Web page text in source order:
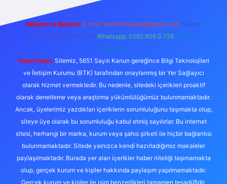
Reklam ve İletişim: E-mail: backlinkpaneli@gmail.com Teams:
forumhizmeti@gmail.com Whatsapp: 0262 606 0 726 Telegram:
@karabul
Yasal Uyarı: Sitemiz, 5651 Sayılı Kanun gereğince Bilgi Teknolojileri
ve İletişim Kurumu (BTK) tarafından onaylanmış bir Yer Sağlayıcı
olarak hizmet vermektedir. Bu nedenle, sitedeki içerikleri proaktif
olarak denetleme veya araştırma yükümlülüğümüz bulunmamaktadır.
Ancak, üyelerimiz yazdıkları içeriklerin sorumluluğunu taşımakta olup,
siteye üye olarak bu sorumluluğu kabul etmiş sayılırlar. Bu internet
sitesi, herhangi bir marka, kurum veya şahıs şirketi ile hiçbir bağlantısı
bulunmamaktadır. Sitede yalnızca kendi hazırladığımız makaleler
paylaşılmaktadır. Burada yer alan içerikler haber niteliği taşımamakta
olup, gerçek kurum ve kişiler hakkında paylaşım yapılmamaktadır.
Gerçek kurum ve kişiler ile isim benzerlikleri tamamen tesadüfidir.